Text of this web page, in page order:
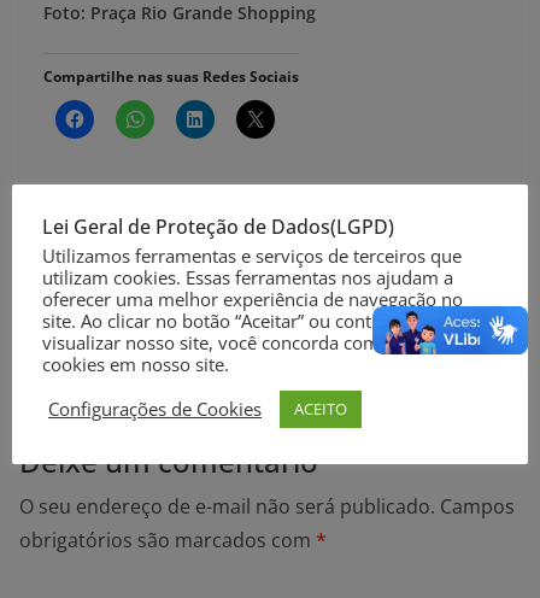
Foto: Praça Rio Grande Shopping
Compartilhe nas suas Redes Sociais
Presidente do TSE se reúne com ministro da Defesa
e diretor da PF
Receita libera hoje consulta a restituição do Imposto
de Renda
Deixe um comentário
O seu endereço de e-mail não será publicado. Campos
obrigatórios são marcados com *
Lei Geral de Proteção de Dados(LGPD)
Utilizamos ferramentas e serviços de terceiros que
utilizam cookies. Essas ferramentas nos ajudam a
oferecer uma melhor experiência de navegação no
site. Ao clicar no botão “Aceitar” ou continuar a
visualizar nosso site, você concorda com o uso de
cookies em nosso site.
Configurações de Cookies
ACEITO